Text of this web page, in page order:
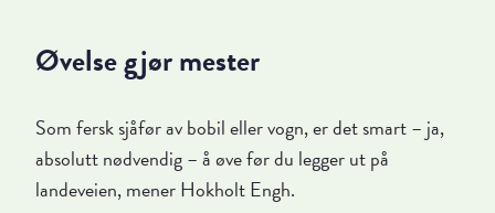
Øvelse gjør mester
Som fersk sjåfør av bobil eller vogn, er det smart – ja,
absolutt nødvendig – å øve før du legger ut på
landeveien, mener Hokholt Engh.